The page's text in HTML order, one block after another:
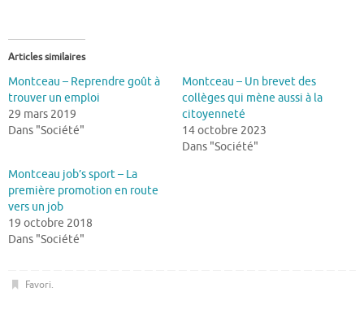
Articles similaires
Montceau – Reprendre goût à
trouver un emploi
29 mars 2019
Dans "Société"
Montceau – Un brevet des
collèges qui mène aussi à la
citoyenneté
14 octobre 2023
Dans "Société"
Montceau job’s sport – La
première promotion en route
vers un job
19 octobre 2018
Dans "Société"
Favori.